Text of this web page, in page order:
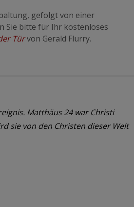
gefolgt von einer
Sie bitte für Ihr kostenloses
Türvon Gerald Flurry.
Matthäus 24 war Christi
sie von den Christen dieser Welt